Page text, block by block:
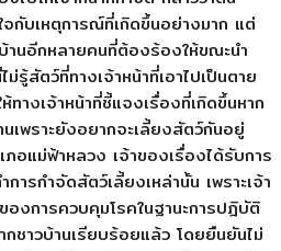
กับเหตุการณ์ที่เกิดขึ้นอย่างมาก แต่
านอีกหลายคนที่ต้องร้องให้ขณะนำ
สัตว์ที่ทางเจ้าหน้าที่เอาไปเป็นตาย
างเจ้าหน้าที่ชี้แจงเรื่องที่เกิดขึ้นหาก
เพราะยังอยากจะเลี้ยงสัตว์กันอยู่
อแม่ฟ้าหลวง เจ้าของเรื่องได้รับการ
ารกำจัดสัตว์เลี้ยงเหล่านั้น เพราะเจ้า
งการควบคุมโรคในฐานะการปฎิบัติ
ชาวบ้านเรียบร้อยแล้ว โดยยืนยันไม่